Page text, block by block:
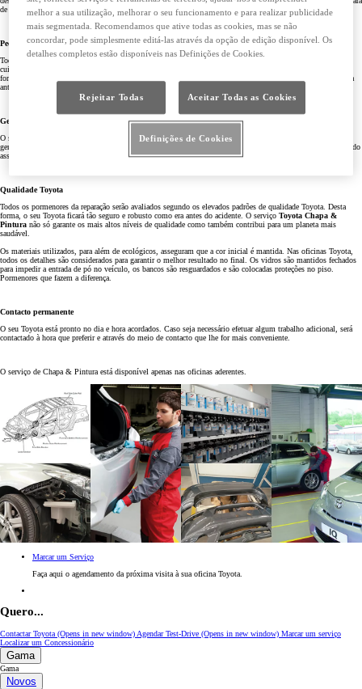
de volta às suas mãos, como novo. Tudo isto de forma rápida, conveniente e económica.
Peça um orçamento
Todas as reparações são orçamentadas previamente por profissionais devidamente qualificados, que seguem
cuidadosamente os procedimentos técnicos aprovados pela Toyota. Os Reparadores Toyota Autorizados
fornecem um serviço de reparações integrado, para que o seu Toyota possa voltar à mesma condição que tinha
antes do acidente.
Genuinamente Toyota
O seu Toyota merece as melhores peças para funcionar nas melhores condições. Por isso, as peças de colisão
genuínas Toyota são concebidas e testadas para cumprir com os mais elevados padrões de qualidade, garantindo
assim um ajuste perfeito e segurança máxima.
Qualidade Toyota
Todos os pormenores da reparação serão avaliados segundo os elevados padrões de qualidade Toyota. Desta
forma, o seu Toyota ficará tão seguro e robusto como era antes do acidente. O serviço Toyota Chapa &
Pintura não só garante os mais altos níveis de qualidade como também contribui para um planeta mais
saudável.
Os materiais utilizados, para além de ecológicos, asseguram que a cor inicial é mantida. Nas oficinas Toyota,
todos os detalhes são considerados para garantir o melhor resultado no final. Os vidros são mantidos fechados
para impedir a entrada de pó no veículo, os bancos são resguardados e são colocadas proteções no piso.
Pormenores que fazem a diferença.
Contacto permanente
O seu Toyota está pronto no dia e hora acordados. Caso seja necessário efetuar algum trabalho adicional, será
contactado à hora que preferir e através do meio de contacto que lhe for mais conveniente.
O serviço de Chapa & Pintura está disponível apenas nas oficinas aderentes.
Marcar um Serviço
Faça aqui o agendamento da próxima visita à sua oficina Toyota.
Quero...
Contactar Toyota (Opens in new window) Agendar Test-Drive (Opens in new window) Marcar um serviço
Localizar um Concessionário
Gama
Gama
Novos
melhor a sua utilização, melhorar o seu funcionamento e para realizar publicidade
mais segmentada. Recomendamos que ative todas as cookies, mas se não
concordar, pode simplesmente editá-las através da opção de edição disponível. Os
detalhes completos estão disponíveis nas Definições de Cookies.
Rejeitar Todas Aceitar Todas as Cookies
Definições de Cookies